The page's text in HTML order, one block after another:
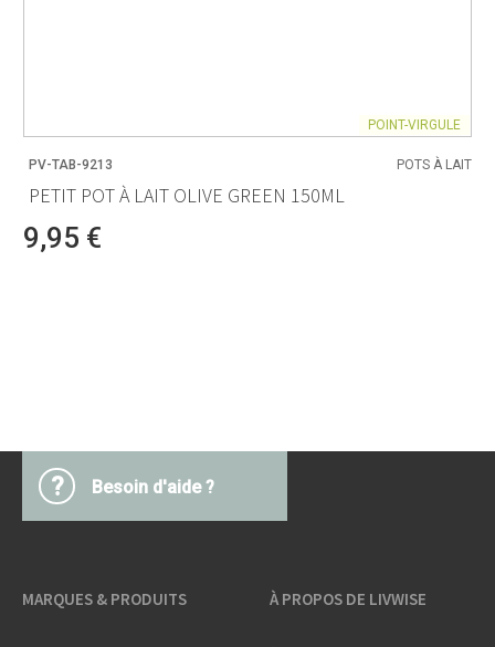
POINT-VIRGULE
PV-TAB-9213 POTS À LAIT
PETIT POT À LAIT OLIVE GREEN 150ML
9,95 €
? Besoin d'aide ?
MARQUES & PRODUITS À PROPOS DE LIVWISE